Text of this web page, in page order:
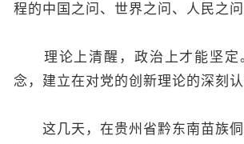
程的中国之问、世界之问、人民之问
理论上清醒，政治上才能坚定
念，建立在对党的创新理论的深刻认
这几天，在贵州省黔东南苗族侗